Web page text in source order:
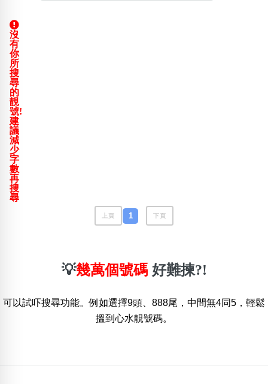
清除全部分類
沒
有
你
所
搜
尋
的
靚
號!
建
議
減
少
字
數
再
搜
尋
上頁 1 下頁
💡幾萬個號碼 好難揀?!
可以試吓搜尋功能。例如選擇9頭、888尾，中間無4同5，輕鬆
搵到心水靚號碼。